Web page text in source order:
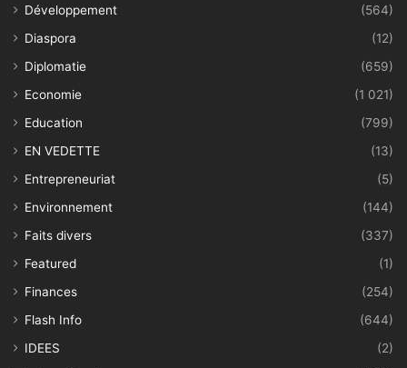
Développement
(564)
Diaspora
(12)
Diplomatie
(659)
Economie
(1 021)
Education
(799)
EN VEDETTE
(13)
Entrepreneuriat
(5)
Environnement
(144)
Faits divers
(337)
Featured
(1)
Finances
(254)
Flash Info
(644)
IDEES
(2)